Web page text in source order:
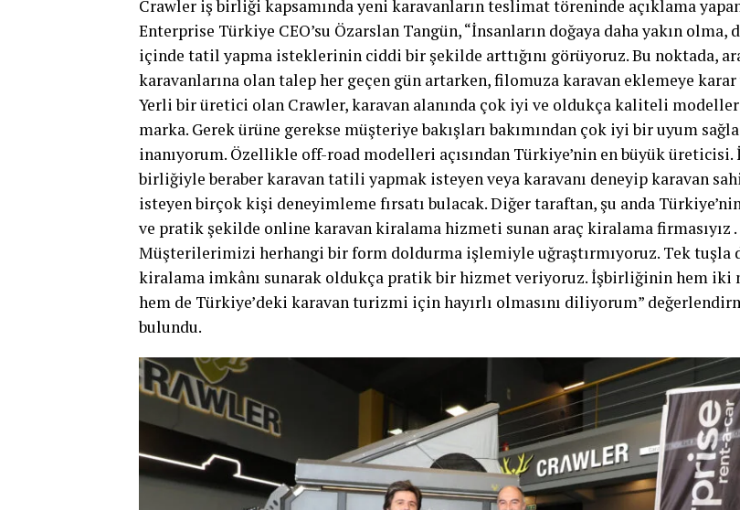
Crawler iş birliği kapsamında yeni karavanların teslimat töreninde açıklama
Enterprise Türkiye CEO’su Özarslan Tangün, “İnsanların doğaya daha yakın olma,
içinde tatil yapma isteklerinin ciddi bir şekilde arttığını görüyoruz. Bu noktada,
karavanlarına olan talep her geçen gün artarken, filomuza karavan eklemeye
Yerli bir üretici olan Crawler, karavan alanında çok iyi ve oldukça kaliteli
marka. Gerek ürüne gerekse müşteriye bakışları bakımından çok iyi bir uyum
inanıyorum. Özellikle off-road modelleri açısından Türkiye’nin en büyük üreticisi.
birliğiyle beraber karavan tatili yapmak isteyen veya karavanı deneyip karavan
isteyen birçok kişi deneyimleme fırsatı bulacak. Diğer taraftan, şu anda Türkiye’nin
ve pratik şekilde online karavan kiralama hizmeti sunan araç kiralama firmasıyız .
Müşterilerimizi herhangi bir form doldurma işlemiyle uğraştırmıyoruz. Tek tuşla
kiralama imkânı sunarak oldukça pratik bir hizmet veriyoruz. İşbirliğinin hem iki
hem de Türkiye’deki karavan turizmi için hayırlı olmasını diliyorum”
bulundu.